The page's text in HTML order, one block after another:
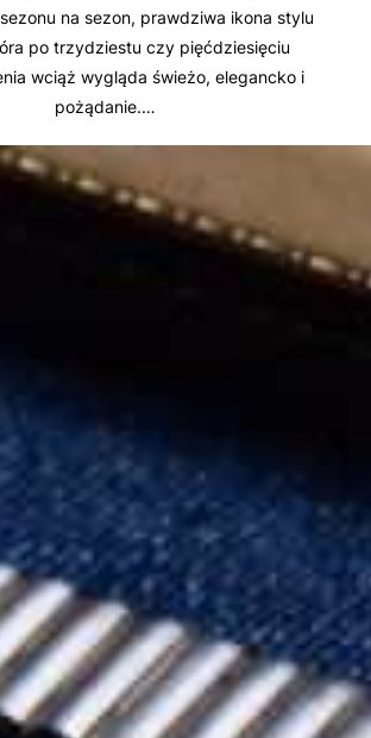
na sezon, prawdziwa ikona stylu
po trzydziestu czy pięćdziesięciu
wciąż wygląda świeżo, elegancko i
pożądanie.…